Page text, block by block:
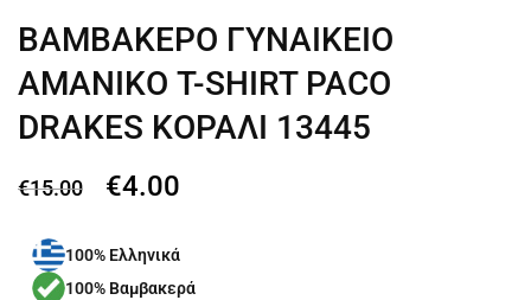
ΒΑΜΒΑΚΕΡΟ ΓΥΝΑΙΚΕΙΟ
ΑΜΑΝΙΚΟ T-SHIRT PACO
DRAKES ΚΟΡΑΛΙ 13445
€15.00 €4.00
100% Ελληνικά
100% Βαμβακερά